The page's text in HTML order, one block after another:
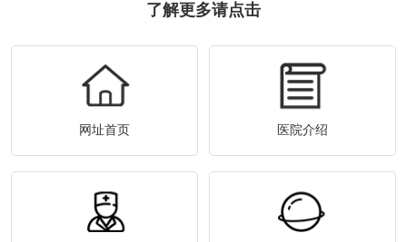
了解更多请点击
网址首页 医院介绍